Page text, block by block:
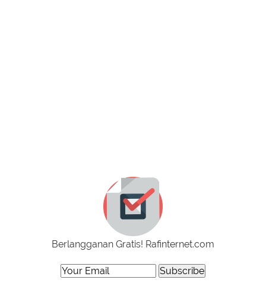
Berlangganan Gratis! Rafinternet.com